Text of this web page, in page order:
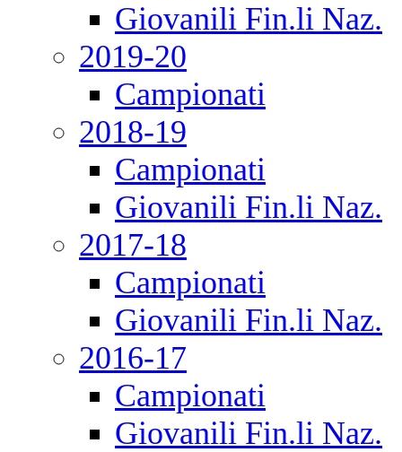
Giovanili Fin.li Naz.
2019-20
Campionati
2018-19
Campionati
Giovanili Fin.li Naz.
2017-18
Campionati
Giovanili Fin.li Naz.
2016-17
Campionati
Giovanili Fin.li Naz.